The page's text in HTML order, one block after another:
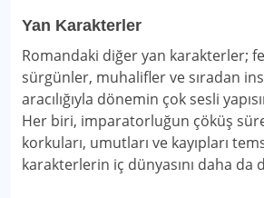
Yan Karakterler
Romandaki diğer yan karakterler;
sürgünler, muhalifler ve sıradan
aracılığıyla dönemin çok sesli
Her biri, imparatorluğun çöküş
korkuları, umutları ve kayıpları
karakterlerin iç dünyasını daha da